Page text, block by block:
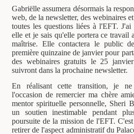
Gabriëlle assumera désormais la
web, de la newsletter, des webinaires
toutes les questions liées à l'EFT.
elle et je sais qu'elle portera ce travail
maîtrise. Elle contactera le public
première quinzaine de janvier pour
des webinaires gratuits le 25
suivront dans la prochaine newsletter.
En réalisant cette transition, je ne
l'occasion de remercier ma chère
mentor spirituelle personnelle, Sheri
un soutien inestimable pendant
poursuite de la mission de l'EFT.
retirer de l'aspect administratif du